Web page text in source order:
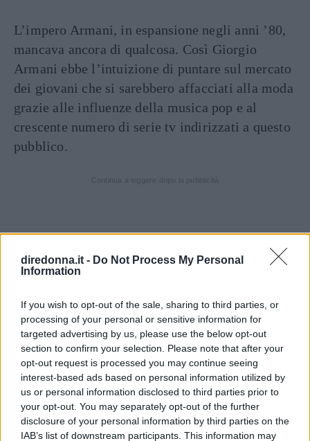
diredonna.it - Do Not Process My Personal
Information
If you wish to opt-out of the sale, sharing to third parties, or
processing of your personal or sensitive information for
targeted advertising by us, please use the below opt-out
section to confirm your selection. Please note that after your
opt-out request is processed you may continue seeing
interest-based ads based on personal information utilized by
us or personal information disclosed to third parties prior to
your opt-out. You may separately opt-out of the further
disclosure of your personal information by third parties on the
IAB’s list of downstream participants. This information may
L’impero Armani, in espansione negli anni ’80,
mancava ancora di qualcosa. Così Giorgio
Armani ebbe l’intuizione di puntare sul mercato
dei giovani che si sarebbero affacciati alla moda
grazie alle influenze della musica pop e al
crescente numero di serie tv indirizzati a questo
pubblico.
Decise quindi nel 1981 di creare dellecollezioni
meno costose, più fruibili per tutti. Fondò così
Emporio Armani
produzione e così nacque la lineaArmani
Jeans. Tutti volevano i capi del grande designer
e l’aprirsi a nuovi orizzonti fu l’idea più
importante del brand. Nacquero quindi anche
Armani Junior, per i più piccoli,Emporio
Armani Underwear,per l’intimo, eEmporio
Armani Swimmwear per i costumi da bagno.